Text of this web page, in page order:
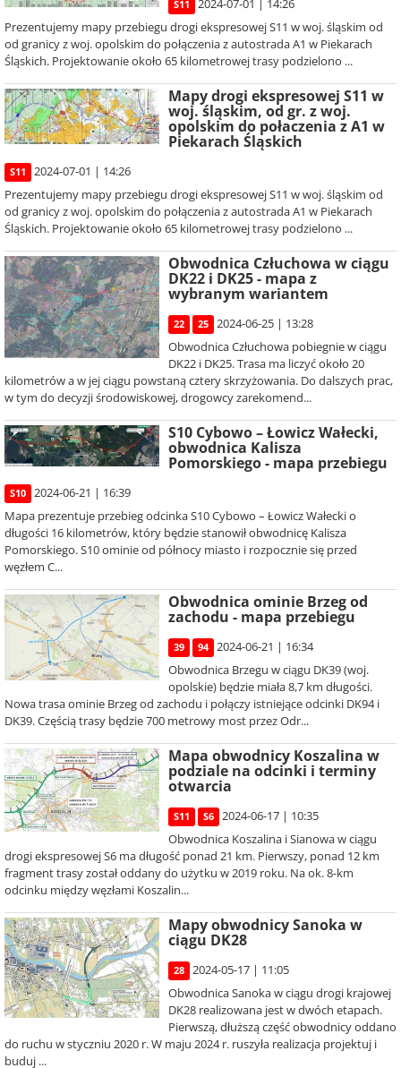
S11
2024-07-01 | 14:26
Prezentujemy mapy przebiegu drogi ekspresowej S11 w woj. śląskim od
od granicy z woj. opolskim do połączenia z autostrada A1 w Piekarach
Śląskich. Projektowanie około 65 kilometrowej trasy podzielono ...
Mapy drogi ekspresowej S11 w
woj. śląskim, od gr. z woj.
opolskim do połaczenia z A1 w
Piekarach Śląskich
S11
2024-07-01 | 14:26
Prezentujemy mapy przebiegu drogi ekspresowej S11 w woj. śląskim od
od granicy z woj. opolskim do połączenia z autostrada A1 w Piekarach
Śląskich. Projektowanie około 65 kilometrowej trasy podzielono ...
Obwodnica Człuchowa w ciągu
DK22 i DK25 - mapa z
wybranym wariantem
22 25
2024-06-25 | 13:28
Obwodnica Człuchowa pobiegnie w ciągu
DK22 i DK25. Trasa ma liczyć około 20
kilometrów a w jej ciągu powstaną cztery skrzyżowania. Do dalszych prac,
w tym do decyzji środowiskowej, drogowcy zarekomend...
S10 Cybowo – Łowicz Wałecki,
obwodnica Kalisza
Pomorskiego - mapa przebiegu
S10
2024-06-21 | 16:39
Mapa prezentuje przebieg odcinka S10 Cybowo – Łowicz Wałecki o
długości 16 kilometrów, który będzie stanowił obwodnicę Kalisza
Pomorskiego. S10 ominie od północy miasto i rozpocznie się przed
węzłem C...
Obwodnica ominie Brzeg od
zachodu - mapa przebiegu
39 94
2024-06-21 | 16:34
Obwodnica Brzegu w ciągu DK39 (woj.
opolskie) będzie miała 8,7 km długości.
Nowa trasa ominie Brzeg od zachodu i połączy istniejące odcinki DK94 i
DK39. Częścią trasy będzie 700 metrowy most przez Odr...
Mapa obwodnicy Koszalina w
podziale na odcinki i terminy
otwarcia
S11 S6
2024-06-17 | 10:35
Obwodnica Koszalina i Sianowa w ciągu
drogi ekspresowej S6 ma długość ponad 21 km. Pierwszy, ponad 12 km
fragment trasy został oddany do użytku w 2019 roku. Na ok. 8-km
odcinku między węzłami Koszalin...
Mapy obwodnicy Sanoka w
ciągu DK28
28
2024-05-17 | 11:05
Obwodnica Sanoka w ciągu drogi krajowej
DK28 realizowana jest w dwóch etapach.
Pierwszą, dłuższą część obwodnicy oddano
do ruchu w styczniu 2020 r. W maju 2024 r. ruszyła realizacja projektuj i
buduj ...